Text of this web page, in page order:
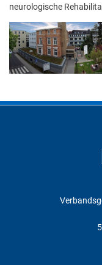
neurologische